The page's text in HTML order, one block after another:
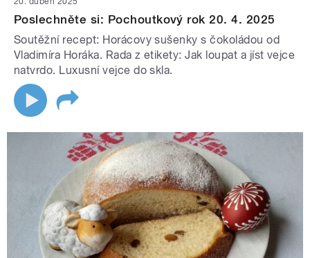
Poslechněte si: Pochoutkový rok 20. 4. 2025
Soutěžní recept: Horácovy sušenky s čokoládou od
Vladimíra Horáka. Rada z etikety: Jak loupat a jíst vejce
natvrdo. Luxusní vejce do skla.